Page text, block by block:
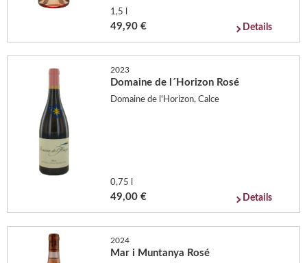
1,5 l
49,90 € Details
2023
Domaine de l´Horizon Rosé
Domaine de l'Horizon, Calce
0,75 l
49,00 € Details
2024
Mar i Muntanya Rosé